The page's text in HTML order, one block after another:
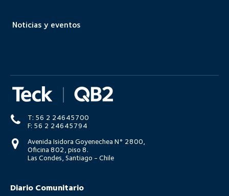
Noticias y eventos
T: 56 2 24645700
F: 56 2 24645794
Avenida Isidora Goyenechea N° 2800,
Oficina 802, piso 8.
Las Condes, Santiago - Chile
Diario Comunitario